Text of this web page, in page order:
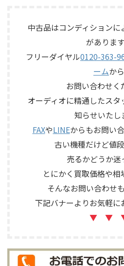
いとのご相談をいただいたも
S7Rは、Olympus専用エンクロ
ージャーにLE15Aウーファー、
ン、LX5ネットワークなどを組
み合わせたヴィンテージJBLの
スピーカーシステムです。査定
では、左右ペアの音 ...
中古品はコンディション
があります
フリーダイヤル0120-363-
ームから
お問い合わせく
オーディオに精通したス
知らせいたし
FAXやLINEからもお問い
古い機種だけど値
売るかどうか迷
とにかく買取価格や相
そんなお問い合わせ
下記バナーよりお気軽に
▼ ▼